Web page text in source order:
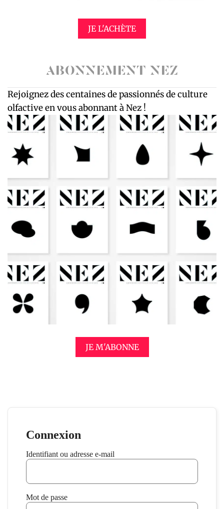
JE L'ACHÈTE
ABONNEMENT NEZ
Rejoignez des centaines de passionnés de culture
olfactive en vous abonnant à Nez !
JE M'ABONNE
Connexion
Identifiant ou adresse e-mail
Mot de passe